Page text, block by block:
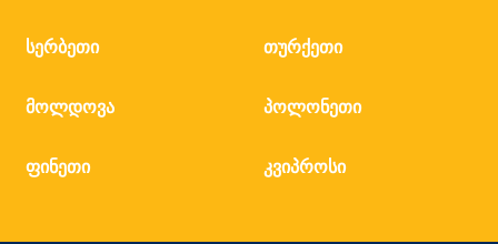
სერბეთი თურქეთი
მოლდოვა პოლონეთი
ფინეთი კვიპროსი